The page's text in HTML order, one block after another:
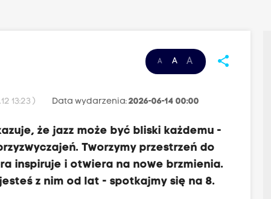
A A A share
13:23 ) Data wydarzenia:2026-06-14 00:00
że jazz może być bliski każdemu -
Tworzymy przestrzeń do
inspiruje i otwiera na nowe brzmienia.
z nim od lat - spotkajmy się na 8.